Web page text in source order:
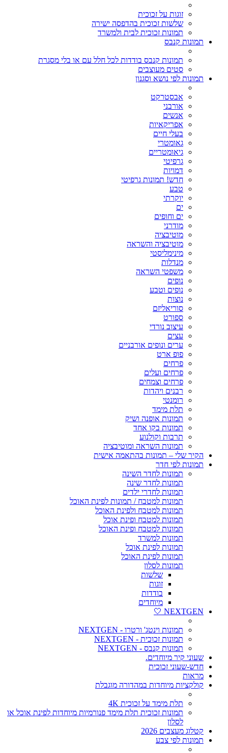
זוגות על זכוכית
שלשות זכוכית בהדפסה ישירה
תמונות זכוכית לבית ולמשרד
תמונות קנבס
תמונות קנבס בודדות לכל חלל עם או בלי מסגרת
סטים מעוצבים
תמונות לפי נושא וסגנון
אבסטרקט
אורבני
אנשים
אפריקאיות
בעלי חיים
גאומטרי
גיאומטריים
גרפיטי
דמויות
חדש! תמונות גרפיטי
טבע
יוקרתי
ים
ים וחופים
מודרני
מוטיבציה
מוטיבציה והשראה
מינימליסטי
מנדלות
משפטי השראה
נופים
נופים וטבע
נוצות
סוריאליזם
ספורט
עיצוב נורדי
עצים
ערים ונופים אורבניים
פופ ארט
פרחים
פרחים ועלים
פרחים וצמחים
רבנים ויהדות
רומנטי
תלת מימד
תמונות אופנה ושיק
תמונות בקו אחד
תרבות וקולנוע
תמונות השראה ומוטיבציה
הקיר שלי – תמונות בהתאמה אישית
תמונות לפי חדר
תמונות לחדר השינה
תמונות לחדר שינה
תמונות לחדרי ילדים
תמונות למטבח / תמונות לפינת האוכל
תמונות למטבח ולפינת האוכל
תמונות למטבח ופינת אוכל
תמונות למטבח ופינת האוכל
תמונות למשרד
תמונות לפינת אוכל
תמונות לפינת האוכל
תמונות לסלון
שלשות
זוגות
בודדות
מיוחדים
NEXTGEN 🤍
תמונות וינטג' ורטרו - NEXTGEN
תמונות זכוכית - NEXTGEN
תמונות קנבס - NEXTGEN
שעוני קיר מיוחדים.
חדש-שעוני זכוכית
מראות
קולקציות מיוחדות במהדורה מוגבלת
תלת מימד על זכוכית 4K
תמונות זכוכית תלת מימד פנורמיות מיוחדות לפינת אוכל או
לסלון
קטלוג מעצבים 2026
תמונות לפי צבע